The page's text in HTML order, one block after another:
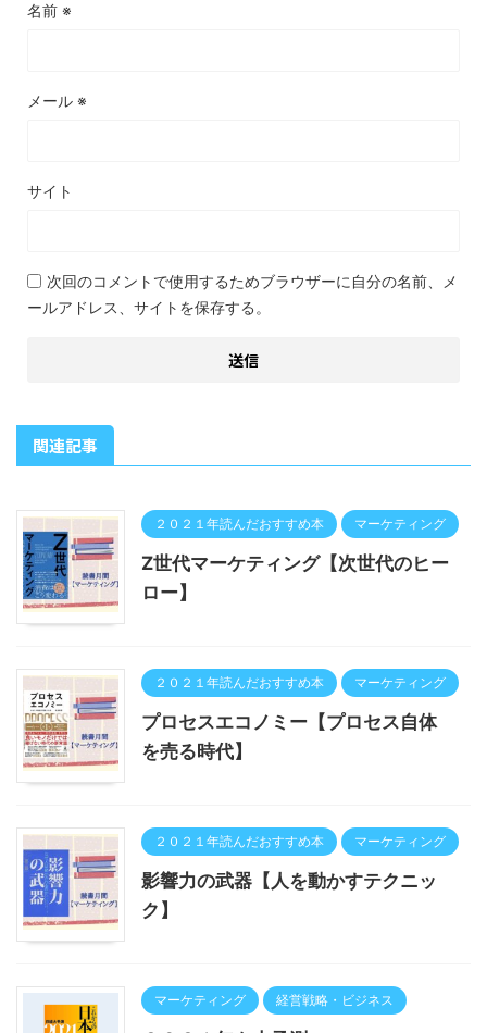
名前 ※
メール ※
サイト
次回のコメントで使用するためブラウザーに自分の名前、メ
ールアドレス、サイトを保存する。
関連記事
２０２１年読んだおすすめ本 マーケティング
Z世代マーケティング【次世代のヒー
ロー】
２０２１年読んだおすすめ本 マーケティング
プロセスエコノミー【プロセス自体
を売る時代】
２０２１年読んだおすすめ本 マーケティング
影響力の武器【人を動かすテクニッ
ク】
マーケティング 経営戦略・ビジネス